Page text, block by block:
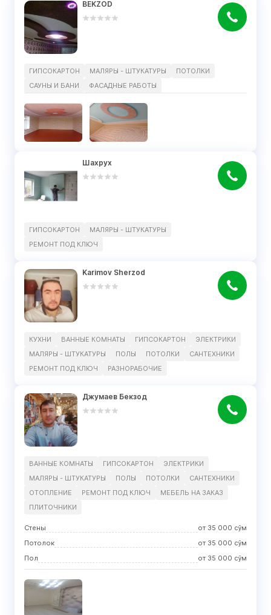
BEKZOD
ГИПСОКАРТОН МАЛЯРЫ - ШТУКАТУРЫ
ПОТОЛКИ
САУНЫ И БАНИ
ФАСАДНЫЕ РАБОТЫ
Шахрух
ГИПСОКАРТОН
МАЛЯРЫ - ШТУКАТУРЫ
РЕМОНТ ПОД КЛЮЧ
Karimov Sherzod
КУХНИ ВАННЫЕ КОМНАТЫ ГИПСОКАРТОН
ЭЛЕКТРИКИ
МАЛЯРЫ - ШТУКАТУРЫ
ПОЛЫ ПОТОЛКИ
САНТЕХНИКИ
РЕМОНТ ПОД КЛЮЧ
РАЗНОРАБОЧИЕ
Джумаев Бекзод
ВАННЫЕ КОМНАТЫ ГИПСОКАРТОН
ЭЛЕКТРИКИ
МАЛЯРЫ - ШТУКАТУРЫ
ПОЛЫ ПОТОЛКИ
САНТЕХНИКИ
ОТОПЛЕНИЕ
РЕМОНТ ПОД КЛЮЧ
МЕБЕЛЬ НА ЗАКАЗ
ПЛИТОЧНИКИ
Стены от 35 000 сўм
Потолок
от 35 000 сўм
Пол
от 35 000 сўм